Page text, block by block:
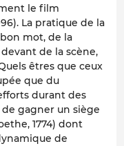
le film
La pratique de la
mot, de la
de la scène,
êtres que ceux
que du
durant des
gagner un siège
1774) dont
de